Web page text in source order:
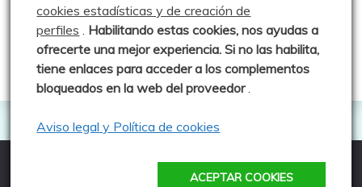
Manu - Entre Valles y Cumbre
Luis Crespo Fernández
Todos los derechos reservados
cookies estadísticas y de creación de
perfiles . Habilitando estas cookies, nos ayudas a
ofrecerte una mejor experiencia. Si no las habilita,
tiene enlaces para acceder a los complementos
bloqueados en la web del proveedor.
Aviso legal y Política de cookies
ACEPTAR COOKIES